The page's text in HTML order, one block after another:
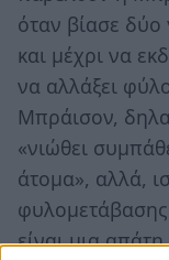
όταν βίασε δύο
και μέχρι να
να αλλάξει
Μπράισον,
«νιώθει
άτομα», αλλά,
είναι μια